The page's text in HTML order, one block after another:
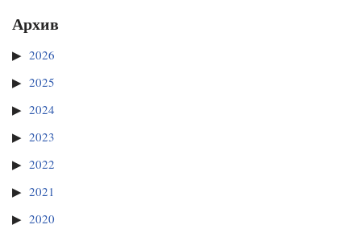
Архив
2026
2025
2024
2023
2022
2021
2020